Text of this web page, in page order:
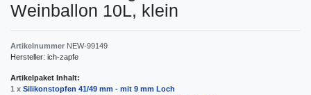
Weinballon 10L, klein
Artikelnummer NEW-99149
Hersteller: ich-zapfe
Artikelpaket Inhalt:
1 x Silikonstopfen 41/49 mm - mit 9 mm Loch